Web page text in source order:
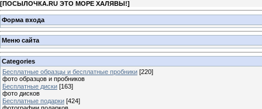
[ПОСЫЛОЧКА.RU ЭТО МОРЕ ХАЛЯВЫ!]
Форма входа
Меню сайта
Categories
Бесплатные образцы и бесплатные пробники [220]
фото образцов и пробников
Бесплатные диски [163]
фото дисков
Бесплатные подарки [424]